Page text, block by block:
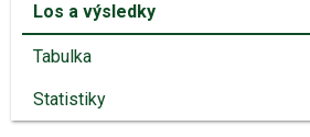
Los a výsledky
Tabulka
Statistiky